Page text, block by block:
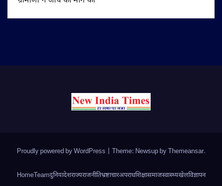
Proudly powered by WordPress Theme: Newsup byThemeansar.
HomeTeamदुनियादेशराज्यराजनीतिभ्रष्टाचारअपराधशिक्षासमाजस्वास्थ्यखेलविज्ञापन